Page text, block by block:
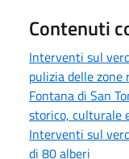
Contenuti
Interventi sul
pulizia delle zone
Fontana di San
storico, culturale
Interventi sul
di 80 alberi